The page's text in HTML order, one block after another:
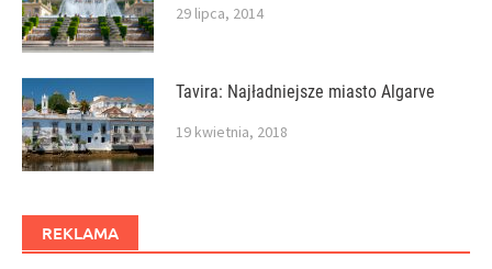
29 lipca, 2014
Tavira: Najładniejsze miasto Algarve
19 kwietnia, 2018
REKLAMA